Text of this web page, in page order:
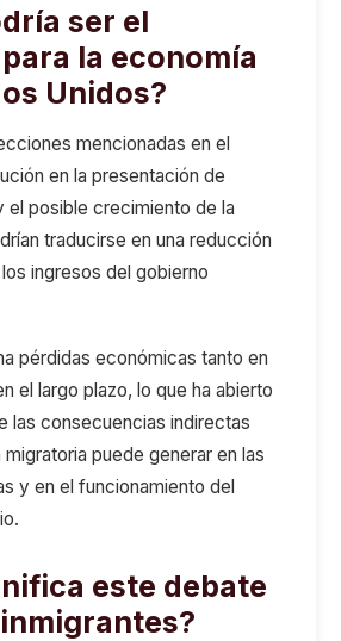
ser el
la economía
Unidos?
mencionadas en el
en la presentación de
el posible crecimiento de la
traducirse en una reducción
ingresos del gobierno
pérdidas económicas tanto en
el largo plazo, lo que ha abierto
las consecuencias indirectas
puede generar en las
y en el funcionamiento del
este debate